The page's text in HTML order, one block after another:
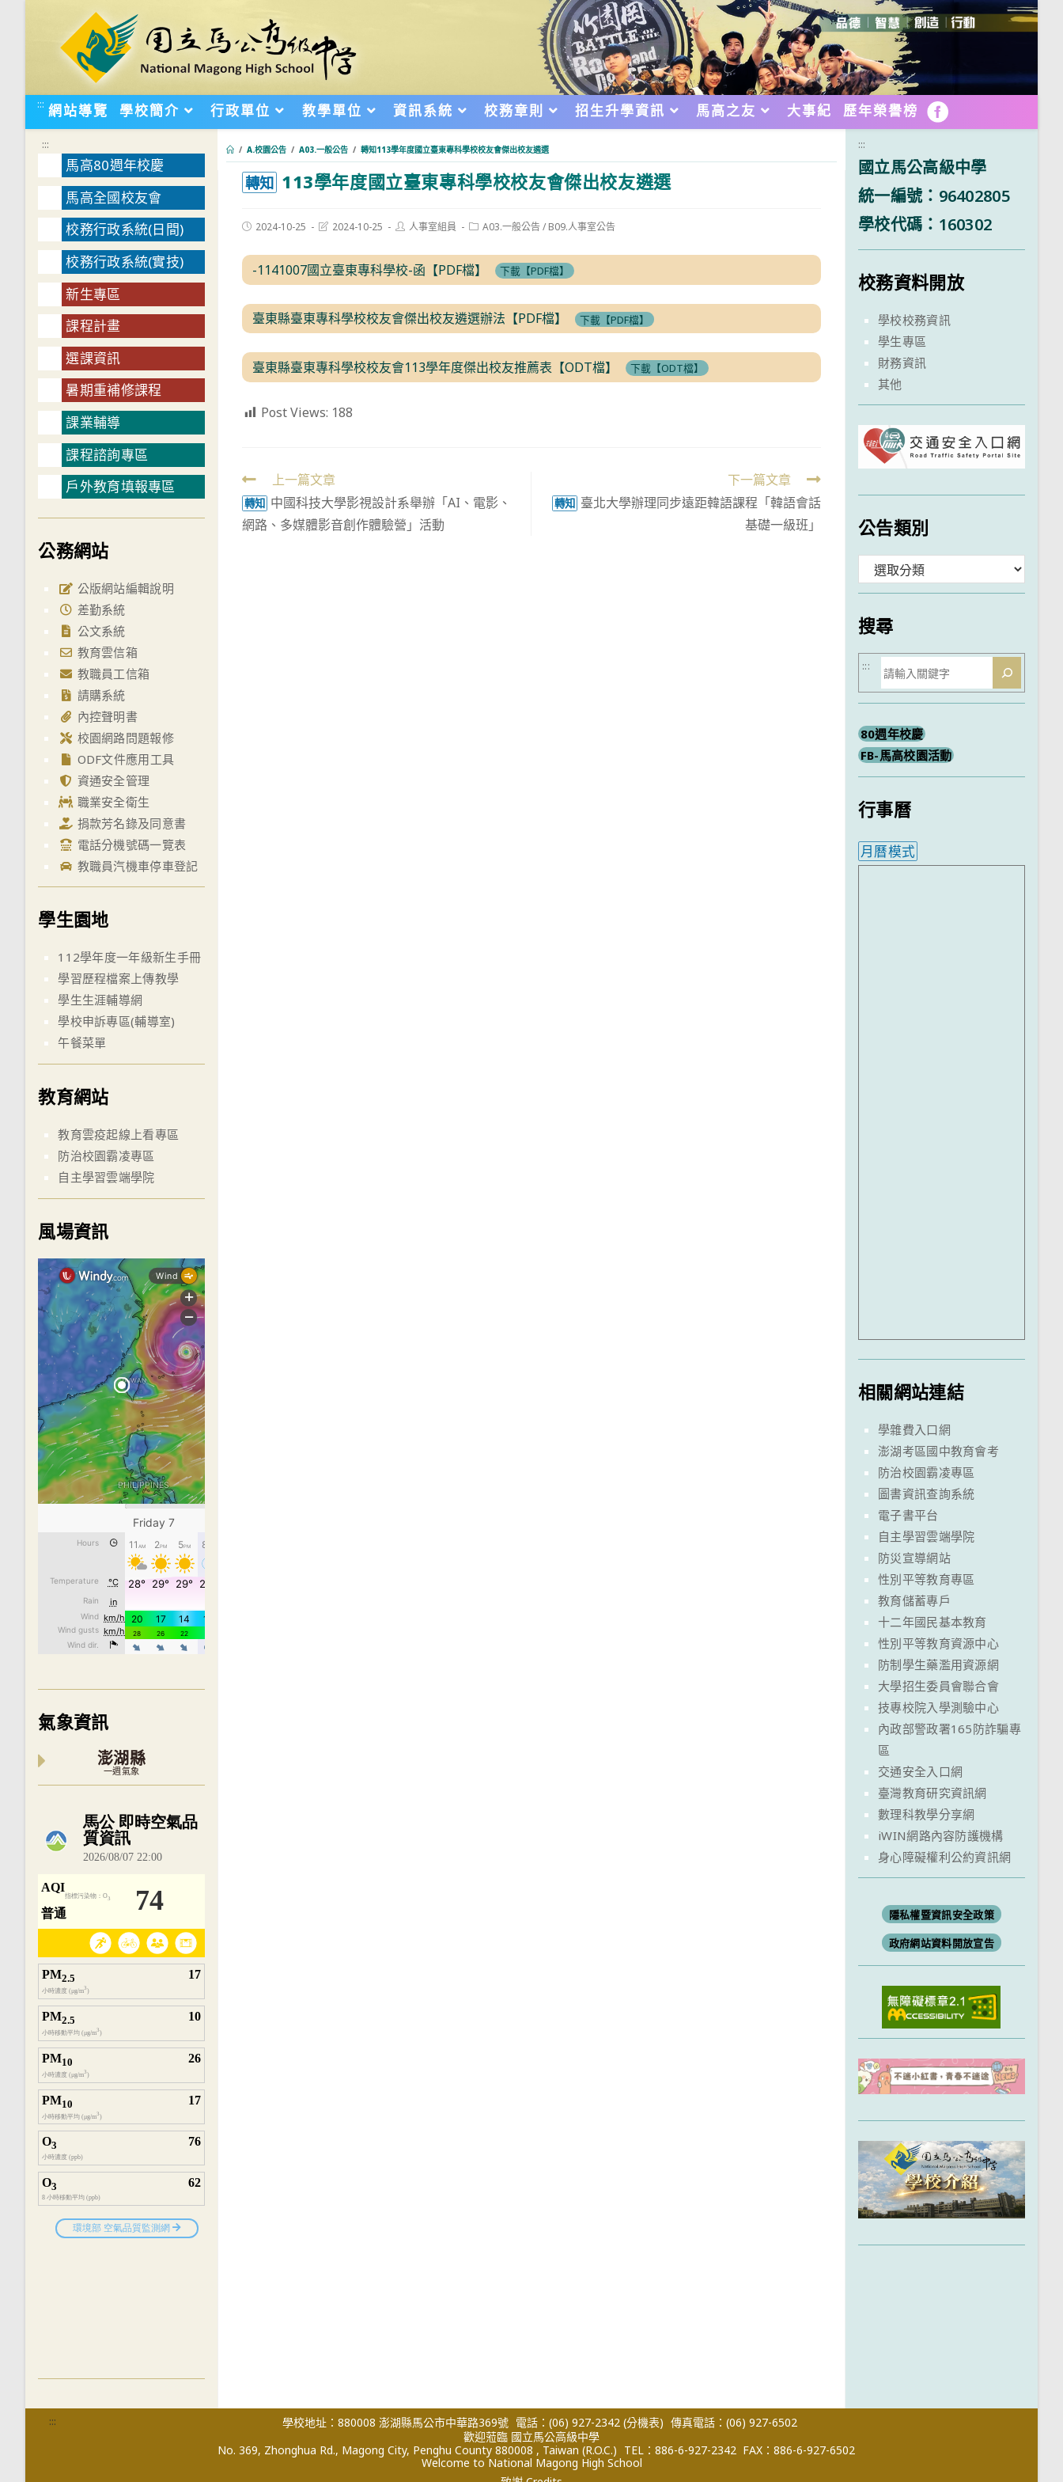
::: 網站導覽 學校簡介 行政單位 教學單位 資訊系統 校務章則 招生升學資訊 馬高之友 大事紀 歷年榮譽榜 FB
/ A.校園公告 / A03.一般公告 / 轉知113學年度國立臺東專科學校校友會傑出校友遴選
轉知 113學年度國立臺東專科學校校友會傑出校友遴選
Post2024-10-25
Post2024-10-25
Post人事室組員
PostA03.一般公告/ B09.人事室公告
-1141007國立臺東專科學校-函【PDF檔】 下載【PDF檔】
臺東縣臺東專科學校校友會傑出校友遴選辦法【PDF檔】 下載【PDF檔】
臺東縣臺東專科學校校友會113學年度傑出校友推薦表【ODT檔】 下載【ODT檔】
Post Views: 188
Read
more
articles
上一篇文章
轉知 中國科技大學影視設計系舉辦「AI、電影、
網路、多媒體影音創作體驗營」活動
下一篇文章
轉知 臺北大學辦理同步遠距韓語課程「韓語會話
基礎一級班」
:::
馬高80週年校慶
馬高全國校友會
校務行政系統(日間)
校務行政系統(實技)
新生專區
課程計畫
選課資訊
暑期重補修課程
課業輔導
課程諮詢專區
戶外教育填報專區
公務網站
公版網站編輯說明
差勤系統
公文系統
教育雲信箱
教職員工信箱
請購系統
內控聲明書
校園網路問題報修
ODF文件應用工具
資通安全管理
職業安全衛生
捐款芳名錄及同意書
電話分機號碼一覽表
教職員汽機車停車登記
學生園地
112學年度一年級新生手冊
學習歷程檔案上傳教學
學生生涯輔導網
學校申訴專區(輔導室)
午餐菜單
教育網站
教育雲疫起線上看專區
防治校園霸凌專區
自主學習雲端學院
風場資訊
氣象資訊
澎湖縣
一週氣象
內嵌空氣品質小工具為視覺預覽，完整即時空氣品質資料請開啟
:::
國立馬公高級中學
統一編號：96402805
學校代碼：160302
校務資料開放
學校校務資訊
學生專區
財務資訊
其他
公告類別
類
搜尋
搜
尋
:::
80週年校慶
FB-馬高校園活動
行事曆
月曆模式
相關網站連結
學雜費入口網
澎湖考區國中教育會考
防治校園霸凌專區
圖書資訊查詢系統
電子書平台
自主學習雲端學院
防災宣導網站
性別平等教育專區
教育儲蓄專戶
十二年國民基本教育
性別平等教育資源中心
防制學生藥濫用資源網
大學招生委員會聯合會
技專校院入學測驗中心
內政部警政署165防詐騙專
區
交通安全入口網
臺灣教育研究資訊網
數理科教學分享網
iWIN網路內容防護機構
身心障礙權利公約資訊網
隱私權暨資訊安全政策
政府網站資料開放宣告
::: 學校地址：880008 澎湖縣馬公市中華路369號 電話：(06) 927-2342 (分機表) 傳真電話：(06) 927-6502
歡迎蒞臨 國立馬公高級中學
No. 369, Zhonghua Rd., Magong City, Penghu County 880008 , Taiwan (R.O.C.) TEL：886-6-927-2342 FAX：886-6-927-6502
Welcome to National Magong High School